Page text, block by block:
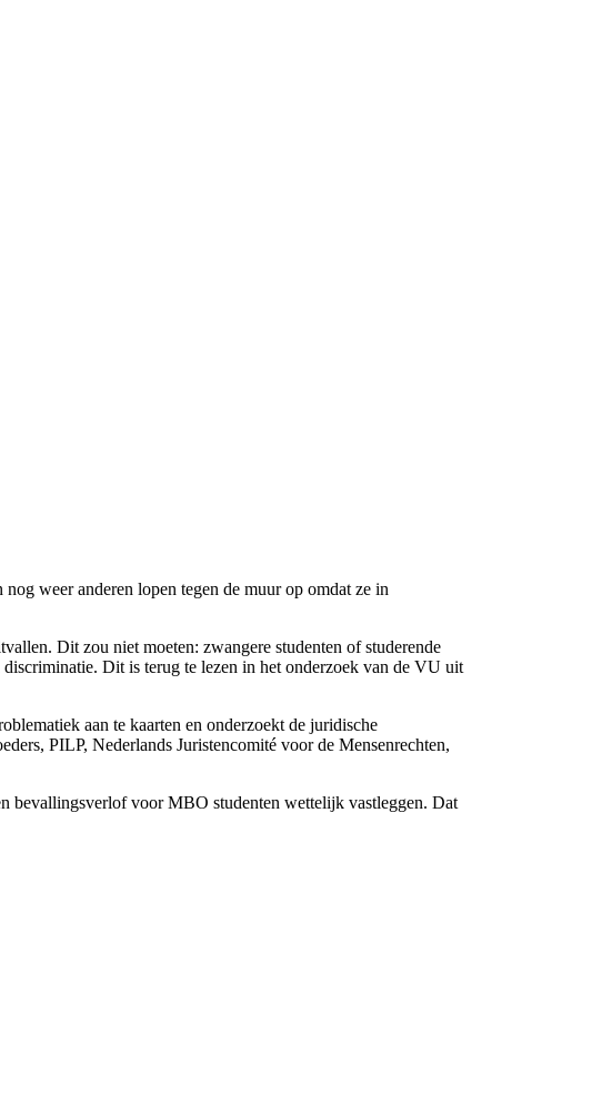
weer anderen lopen tegen de muur op omdat ze in
Dit zou niet moeten: zwangere studenten of studerende
Dit is terug te lezen in het onderzoek van de VU uit
aan te kaarten en onderzoekt de juridische
PILP, Nederlands Juristencomité voor de Mensenrechten,
bevallingsverlof voor MBO studenten wettelijk vastleggen. Dat